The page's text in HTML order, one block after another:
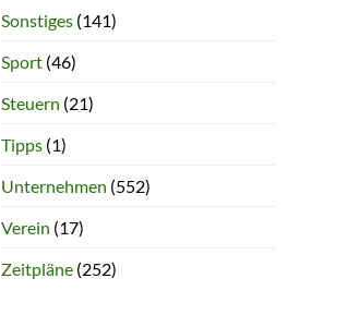
Sonstiges(141)
Sport(46)
Steuern (21)
Tipps(1)
Unternehmen (552)
Verein (17)
Zeitpläne(252)